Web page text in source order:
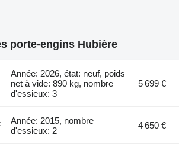
porte-engins Hubière
Année: 2026, état: neuf, poids
net à vide: 890 kg, nombre
d'essieux: 3
5 699 €
Année: 2015, nombre
d'essieux: 2
4 650 €